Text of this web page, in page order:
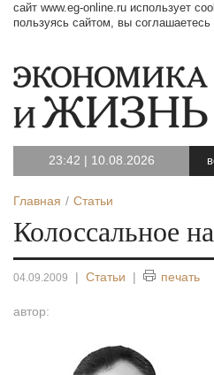
сайт www.eg-online.ru использует
пользуясь сайтом, вы соглашаетесь
23:42 | 10.08.2026
Главная Статьи
Колоссальное
04.09.2009 | Статьи | печать
автор: